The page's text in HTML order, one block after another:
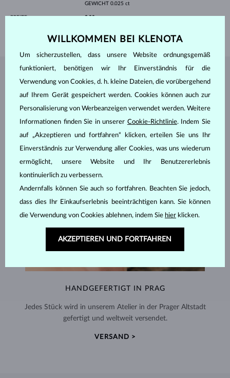
GEWICHT 0.025 ct
BREITE 3.00 mm
SCHMUCK AUS DEMKLENOTA ATELIER
HANDGEFERTIGT IN PRAG
Jedes Stück wird in unserem Atelier in der Prager Altstadt
gefertigt und weltweit versendet.
VERSAND >
WILLKOMMEN BEI KLENOTA
Um sicherzustellen, dass unsere Website ordnungsgemäß
funktioniert, benötigen wir Ihr Einverständnis für die
Verwendung von Cookies, d. h. kleine Dateien, die vorübergehend
auf Ihrem Gerät gespeichert werden. Cookies können auch zur
Personalisierung von Werbeanzeigen verwendet werden. Weitere
Informationen finden Sie in unserer Cookie-Richtlinie. Indem Sie
auf „Akzeptieren und fortfahren“ klicken, erteilen Sie uns Ihr
Einverständnis zur Verwendung aller Cookies, was uns wiederum
ermöglicht, unsere Website und Ihr Benutzererlebnis
kontinuierlich zu verbessern.
Andernfalls können Sie auch so fortfahren. Beachten Sie jedoch,
dass dies Ihr Einkaufserlebnis beeinträchtigen kann. Sie können
die Verwendung von Cookies ablehnen, indem Sie hier klicken.
AKZEPTIEREN UND FORTFAHREN